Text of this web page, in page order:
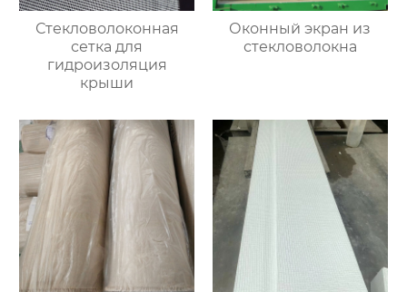
Стекловолоконная
сетка для
гидроизоляция
крыши
Оконный экран из
стекловолокна